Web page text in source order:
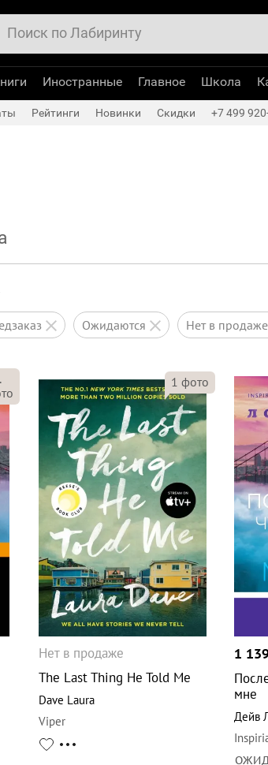
ожидаются нет в продаже
1 фото
Нет в продаже
The Last Thing He Told Me
Dave Laura
Viper
1
мне
Дейв
Иностранные Главное Школа
Рейтинги Новинки Скидки +7 499